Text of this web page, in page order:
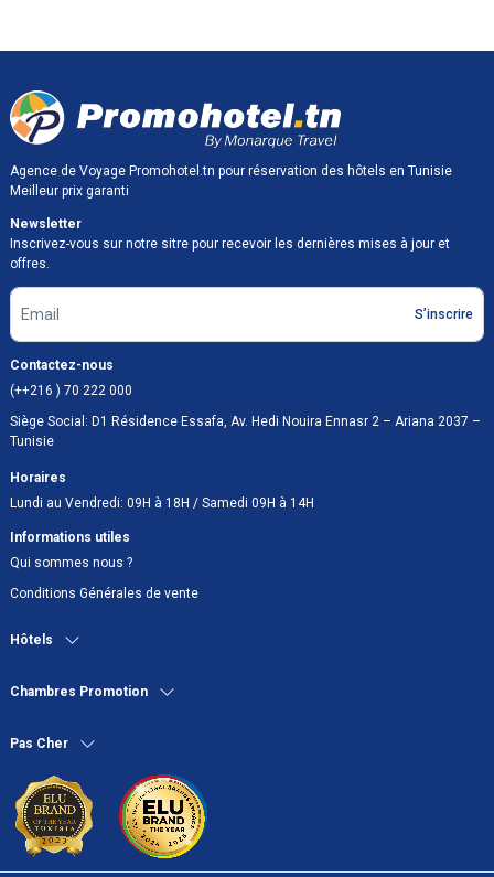
Agence de Voyage Promohotel.tn pour réservation des hôtels en Tunisie
Meilleur prix garanti
Newsletter
Inscrivez-vous sur notre sitre pour recevoir les dernières mises à jour et
offres.
S’inscrire
Contactez-nous
(++216 ) 70 222 000
Siège Social: D1 Résidence Essafa, Av. Hedi Nouira Ennasr 2 – Ariana 2037 –
Tunisie
Horaires
Lundi au Vendredi: 09H à 18H / Samedi 09H à 14H
Informations utiles
Qui sommes nous ?
Conditions Générales de vente
Hôtels
Chambres Promotion
Pas Cher